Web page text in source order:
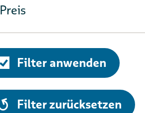
Preis
Filter anwenden
alle
Filter zurücksetzen